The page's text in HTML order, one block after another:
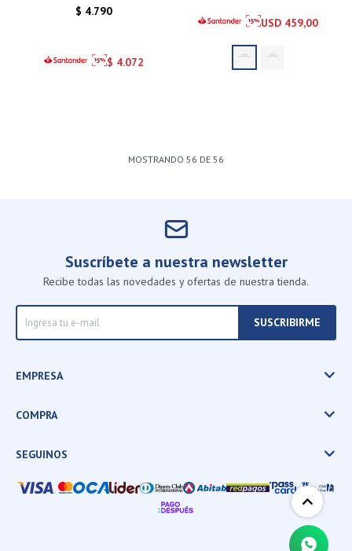
$ 4.790
$ 4.072
USD 459,00
MOSTRANDO 56 DE 56
Suscríbete a nuestra newsletter
Recibe todas las novedades y ofertas de nuestra tienda.
SUSCRIBIRME
EMPRESA
COMPRA
SEGUINOS